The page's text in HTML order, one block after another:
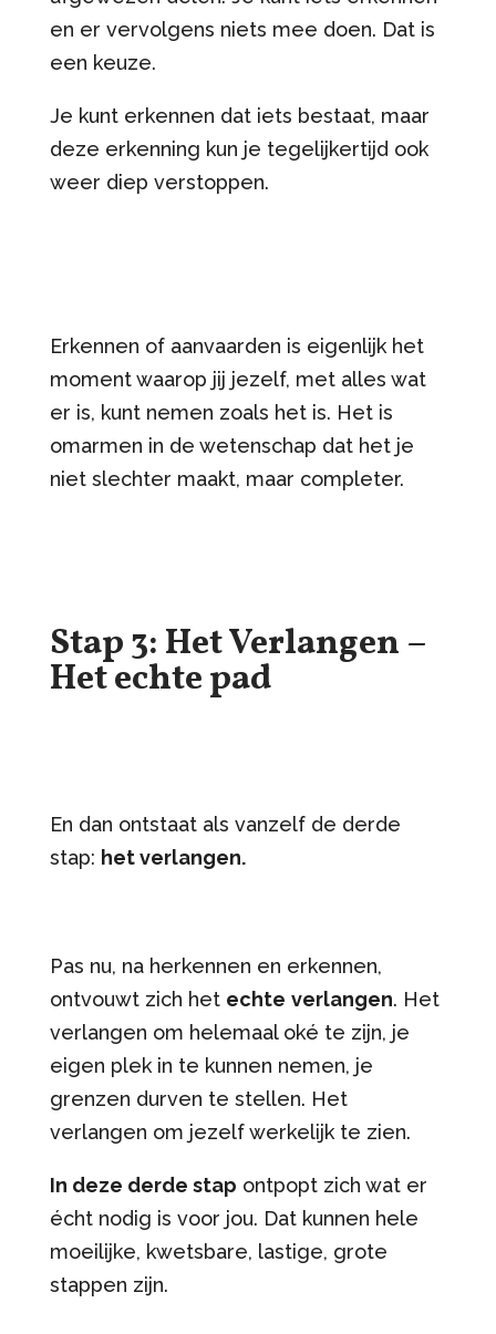
en er vervolgens niets mee doen. Dat is
een keuze.
Je kunt erkennen dat iets bestaat, maar
deze erkenning kun je tegelijkertijd ook
weer diep verstoppen.
Erkennen of aanvaarden is eigenlijk het
moment waarop jij jezelf, met alles wat
er is, kunt nemen zoals het is. Het is
omarmen in de wetenschap dat het je
niet slechter maakt, maar completer.
Stap 3: Het Verlangen –
Het echte pad
En dan ontstaat als vanzelf de derde
stap: het verlangen.
Pas nu, na herkennen en erkennen,
ontvouwt zich het echte verlangen. Het
verlangen om helemaal oké te zijn, je
eigen plek in te kunnen nemen, je
grenzen durven te stellen. Het
verlangen om jezelf werkelijk te zien.
In deze derde stap ontpopt zich wat er
écht nodig is voor jou. Dat kunnen hele
moeilijke, kwetsbare, lastige, grote
stappen zijn.